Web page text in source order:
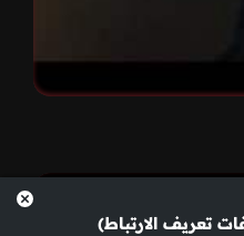
تعريف الارتباط)